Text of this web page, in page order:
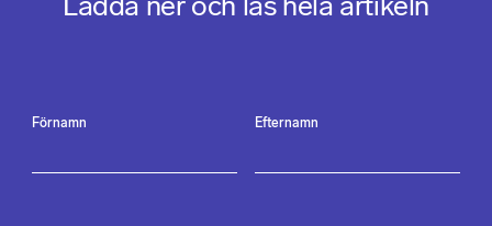
Ladda ner och läs hela artikeln
Förnamn Efternamn